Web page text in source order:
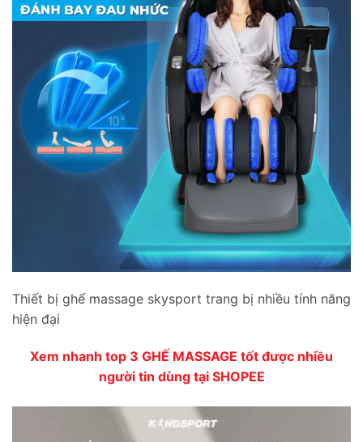
Thiết bị ghế massage skysport trang bị nhiều tính năng
hiện đại
Xem nhanh top 3 GHẾ MASSAGE tốt được nhiều
người tin dùng tại SHOPEE